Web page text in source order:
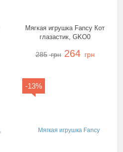
Мягкая игрушка Fancy Кот
глазастик, GKO0
285 грн 264 грн
-13%